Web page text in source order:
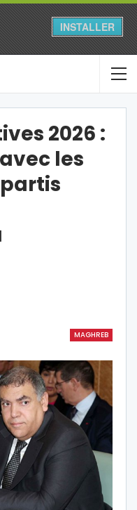
INSTALLER
2026 :
les
MAGHREB